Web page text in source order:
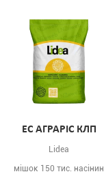
ЕС АГРАРІС КЛП
Lidea
мішок 150 тис. насінин